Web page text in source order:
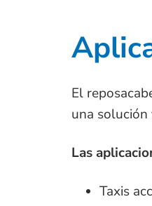
El
una
Las
Taxis